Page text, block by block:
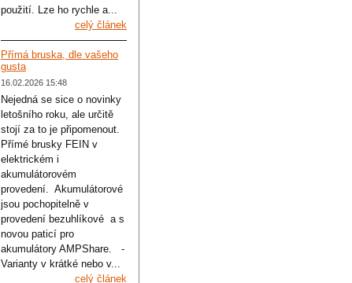
použití. Lze ho rychle a...
celý článek
Přímá bruska, dle vašeho
gusta
16.02.2026 15:48
Nejedná se sice o novinky
letošního roku, ale určitě
stojí za to je připomenout.
Přímé brusky FEIN v
elektrickém i
akumulátorovém
provedení. Akumulátorové
jsou pochopitelně v
provedení bezuhlíkové a s
novou paticí pro
akumulátory AMPShare. -
Varianty v krátké nebo v...
celý článek